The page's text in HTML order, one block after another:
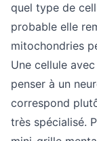
quel type de
probable elle
mitochondries
Une cellule
penser à un
correspond
très spécialisé.